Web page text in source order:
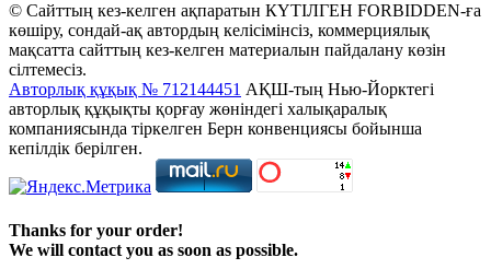
© Сайттың кез-келген ақпаратын КҮТІЛГЕН FORBIDDEN-ға
көшіру, сондай-ақ автордың келісімінсіз, коммерциялық
мақсатта сайттың кез-келген материалын пайдалану көзін
сілтемесіз.
Авторлық құқық № 712144451 АҚШ-тың Нью-Йорктегі
авторлық құқықты қорғау жөніндегі халықаралық
компаниясында тіркелген Берн конвенциясы бойынша
кепілдік берілген.
Thanks for your order!
We will contact you as soon as possible.